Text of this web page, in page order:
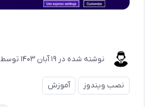
نوشته شده در 19 آبان 1403 توسط
نصب ویندوز آموزش